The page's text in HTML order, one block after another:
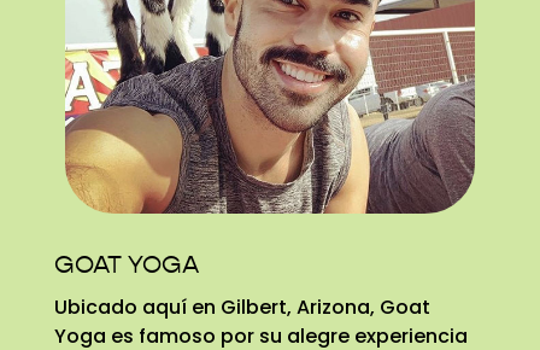
GOAT YOGA
Ubicado aquí en Gilbert, Arizona, Goat
Yoga es famoso por su alegre experiencia